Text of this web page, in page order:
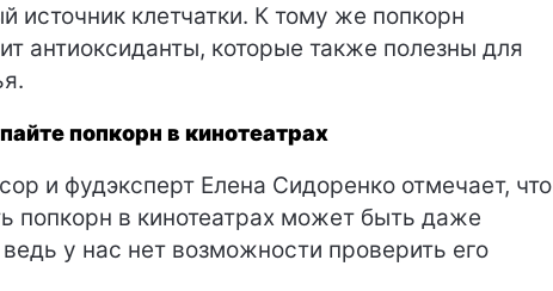
источник клетчатки. К тому же попкорн
антиоксиданты, которые также полезны для
попкорн в кинотеатрах
и фудэксперт Елена Сидоренко отмечает, что
попкорн в кинотеатрах может быть даже
у нас нет возможности проверить его